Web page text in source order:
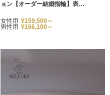
ョン【オーダー結婚指輪】表面
女性用 ¥159,500～
男性用 ¥166,100～